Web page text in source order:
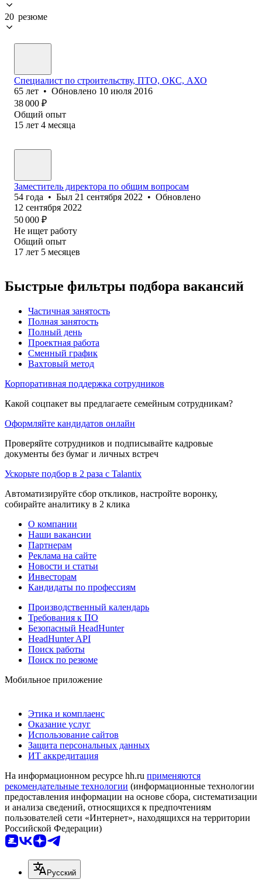
20 резюме
Специалист по строительству, ПТО, ОКС, АХО
65 лет • Обновлено 10 июля 2016
38 000 ₽
Общий опыт
15 лет 4 месяца
Заместитель директора по общим вопросам
54 года • Был 21 сентября 2022 • Обновлено
12 сентября 2022
50 000 ₽
Не ищет работу
Общий опыт
17 лет 5 месяцев
Быстрые фильтры подбора вакансий
Частичная занятость
Полная занятость
Полный день
Проектная работа
Сменный график
Вахтовый метод
Корпоративная поддержка сотрудников
Какой соцпакет вы предлагаете семейным сотрудникам?
Оформляйте кандидатов онлайн
Проверяйте сотрудников и подписывайте кадровые
документы без бумаг и личных встреч
Ускорьте подбор в 2 раза с Talantix
Автоматизируйте сбор откликов, настройте воронку,
собирайте аналитику в 2 клика
О компании
Наши вакансии
Партнерам
Реклама на сайте
Новости и статьи
Инвесторам
Кандидаты по профессиям
Производственный календарь
Требования к ПО
Безопасный HeadHunter
HeadHunter API
Поиск работы
Поиск по резюме
Мобильное приложение
Этика и комплаенс
Оказание услуг
Использование сайтов
Защита персональных данных
ИТ аккредитация
На информационном ресурсе hh.ru применяются
рекомендательные технологии (информационные технологии
предоставления информации на основе сбора, систематизации
и анализа сведений, относящихся к предпочтениям
пользователей сети «Интернет», находящихся на территории
Российской Федерации)
Русский